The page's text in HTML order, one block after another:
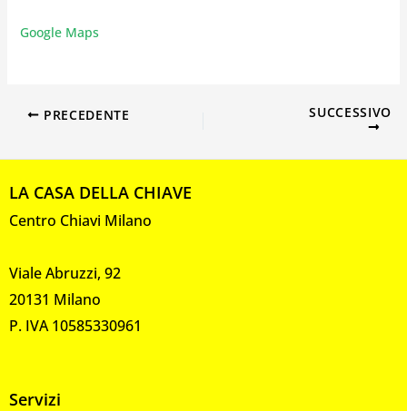
Google Maps
PRECEDENTE SUCCESSIVO
LA CASA DELLA CHIAVE
Centro Chiavi Milano
Viale Abruzzi, 92
20131 Milano
P. IVA 10585330961
Servizi